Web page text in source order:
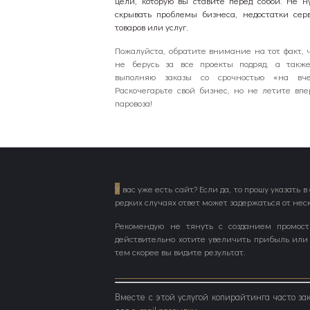
скрывать проблемы бизнеса, недостатки
товаров или услуг.
Пожалуйста, обратите внимание на тот факт,
не берусь за все проекты подряд, а
выполняю заказы со срочностью «на
Раскочегарьте свой бизнес, но не летите
паровоза!
У вас уже есть сайт? Если да, то прошу
редких случаях ответ может задержаться от
Рекомендую не тянуть с созданием
действительно хотите увеличить прибыль
тем скорее вы видите результат.
Вместе с этой услугой копирайтинга часто